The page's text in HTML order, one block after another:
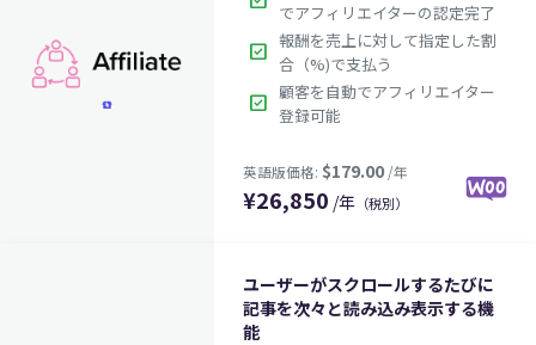
英語版価格:€79.00/年
でアフィリエイターの認定完了
check_box 報酬を売上に対して指定した割
合（%)で支払う
check_box 顧客を自動でアフィリエイター
登録可能
¥26,850 /年 （税別）
ユーザーがスクロールするたびに
記事を次々と読み込み表示する機
能